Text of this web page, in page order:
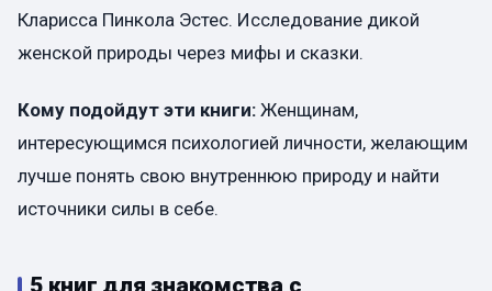
Кларисса Пинкола Эстес. Исследование дикой
женской природы через мифы и сказки.
Кому подойдут эти книги: Женщинам,
интересующимся психологией личности, желающим
лучше понять свою внутреннюю природу и найти
источники силы в себе.
5 книг для знакомства с